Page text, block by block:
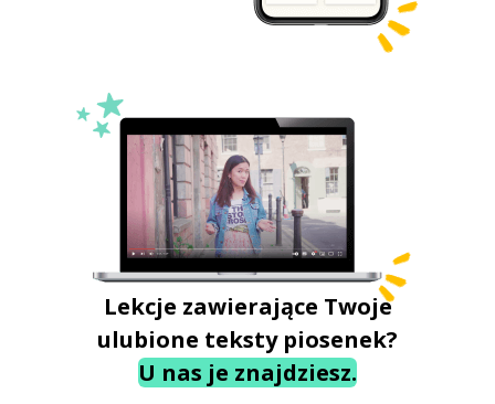
Lekcje zawierające Twoje
ulubione teksty piosenek?
U nas je znajdziesz.